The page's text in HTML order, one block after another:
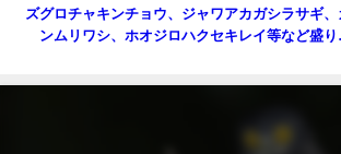
ズグロチャキンチョウ、ジャワアカガシラサギ、
ンムリワシ、ホオジロハクセキレイ等など盛り